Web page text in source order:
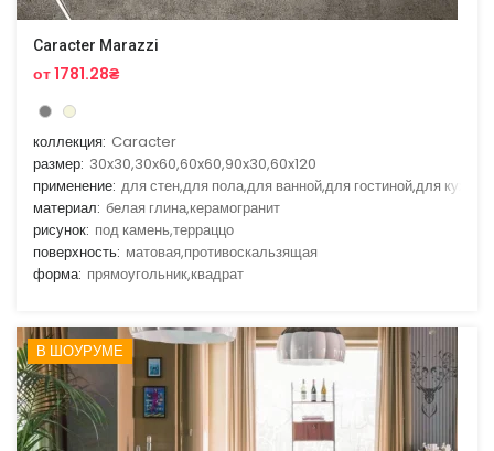
Caracter Marazzi
от 1781.28₴
коллекция: Caracter
размер: 30x30,30x60,60x60,90x30,60x120
применение: для стен,для пола,для ванной,для гостиной,для кухни
материал: белая глина,керамогранит
рисунок: под камень,терраццо
поверхность: матовая,противоскальзящая
форма: прямоугольник,квадрат
В ШОУРУМЕ